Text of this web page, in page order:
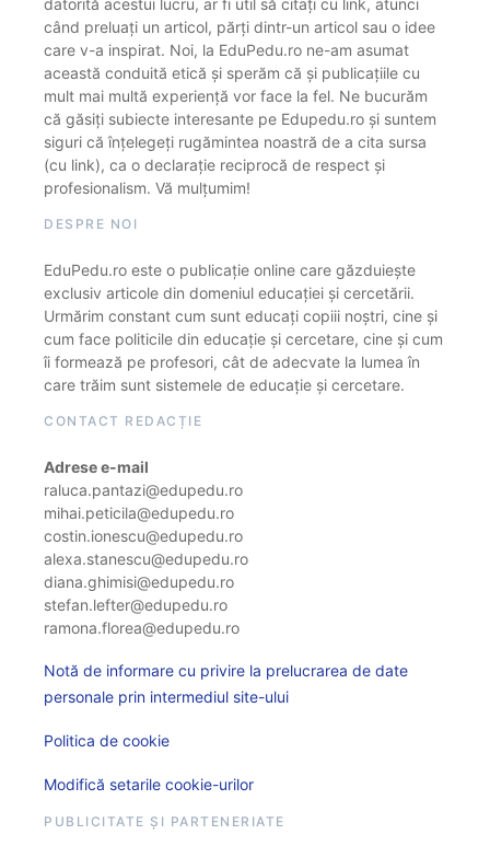
datorită acestui lucru, ar fi util să citați cu link, atunci
când preluați un articol, părți dintr-un articol sau o idee
care v-a inspirat. Noi, la EduPedu.ro ne-am asumat
această conduită etică și sperăm că și publicațiile cu
mult mai multă experiență vor face la fel. Ne bucurăm
că găsiți subiecte interesante pe Edupedu.ro și suntem
siguri că înțelegeți rugămintea noastră de a cita sursa
(cu link), ca o declarație reciprocă de respect și
profesionalism. Vă mulțumim!
DESPRE NOI
EduPedu.ro este o publicație online care găzduiește
exclusiv articole din domeniul educației și cercetării.
Urmărim constant cum sunt educați copiii noștri, cine și
cum face politicile din educație și cercetare, cine și cum
îi formează pe profesori, cât de adecvate la lumea în
care trăim sunt sistemele de educație și cercetare.
CONTACT REDACȚIE
Adrese e-mail
raluca.pantazi@edupedu.ro
mihai.peticila@edupedu.ro
costin.ionescu@edupedu.ro
alexa.stanescu@edupedu.ro
diana.ghimisi@edupedu.ro
stefan.lefter@edupedu.ro
ramona.florea@edupedu.ro
Notă de informare cu privire la prelucrarea de date
personale prin intermediul site-ului
Politica de cookie
Modifică setarile cookie-urilor
PUBLICITATE ȘI PARTENERIATE